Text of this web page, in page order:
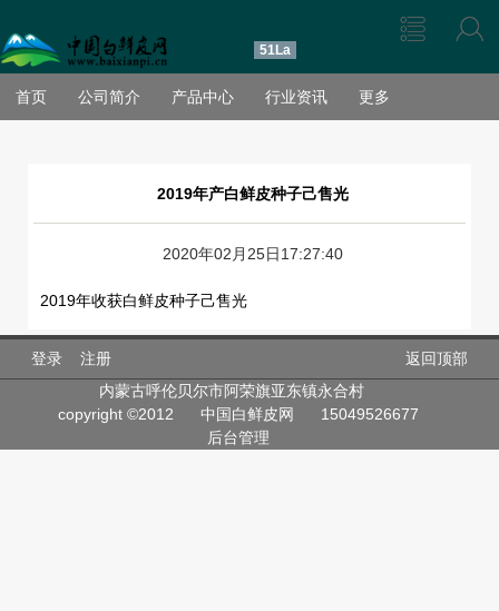
51La
首页 公司简介 产品中心 行业资讯 更多
2019年产白鲜皮种子己售光
2020年02月25日17:27:40
2019年收获白鲜皮种子己售光
登录 注册
返回顶部
内蒙古呼伦贝尔市阿荣旗亚东镇永合村
copyright ©2012
中国白鲜皮网
15049526677
后台管理